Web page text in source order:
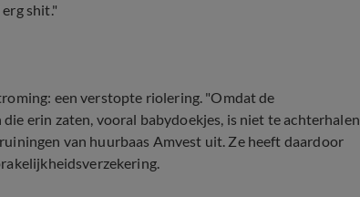
shit."
een verstopte riolering. "Omdat de
erin zaten, vooral babydoekjes, is niet te achterhalen
van huurbaas Amvest uit. Ze heeft daardoor